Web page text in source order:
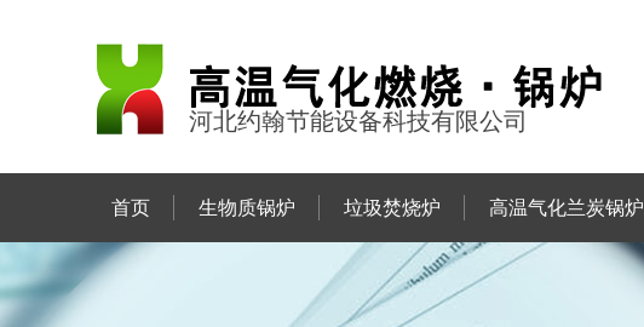
河北约翰节能设备科技有限公司
首页 生物质锅炉 垃圾焚烧炉 高温气化兰炭锅炉